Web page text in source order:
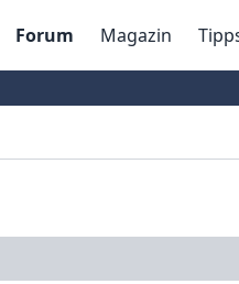
Forum Magazin